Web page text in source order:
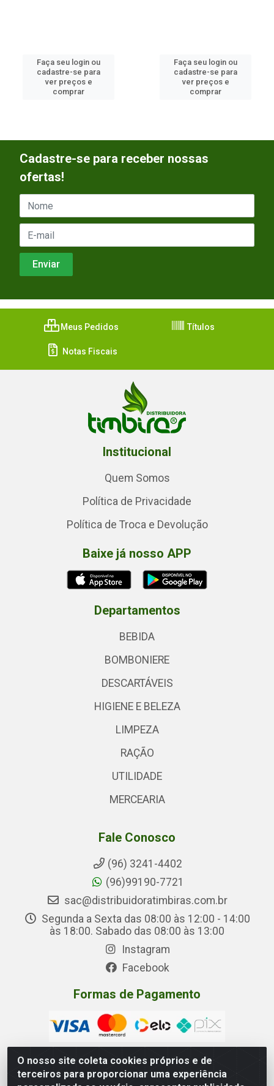
Faça seu login ou
cadastre-se para
ver preços e
comprar
Faça seu login ou
cadastre-se para
ver preços e
comprar
O nosso site coleta cookies próprios e de
terceiros para proporcionar uma experiência
Cadastre-se para receber nossas
ofertas!
Meus Pedidos Títulos
Notas Fiscais
Institucional
Quem Somos
Política de Privacidade
Política de Troca e Devolução
Baixe já nosso APP
Departamentos
BEBIDA
BOMBONIERE
DESCARTÁVEIS
HIGIENE E BELEZA
LIMPEZA
RAÇÃO
UTILIDADE
MERCEARIA
Fale Conosco
(96) 3241-4402
(96)99190-7721
sac@distribuidoratimbiras.com.br
Segunda a Sexta das 08:00 às 12:00 - 14:00
às 18:00. Sabado das 08:00 às 13:00
Instagram
Facebook
Formas de Pagamento
Distribuidora Timbiras - Rua Manoel Eudóxio Pereira,